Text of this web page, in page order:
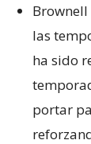
las
ha sido
portar